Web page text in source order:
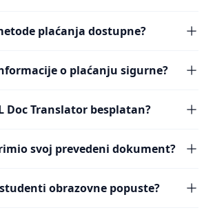
plaćanja dostupne?
o plaćanju sigurne?
Doc Translator besplatan?
svoj prevedeni dokument?
obrazovne popuste?